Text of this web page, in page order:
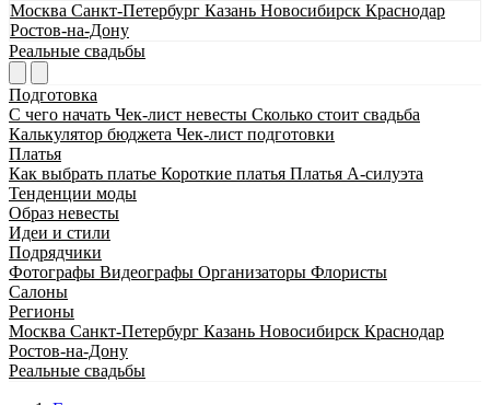
Москва Санкт-Петербург Казань Новосибирск Краснодар
Ростов-на-Дону
Реальные свадьбы
Подготовка
С чего начать Чек-лист невесты Сколько стоит свадьба
Калькулятор бюджета Чек-лист подготовки
Платья
Как выбрать платье Короткие платья Платья А-силуэта
Тенденции моды
Образ невесты
Идеи и стили
Подрядчики
Фотографы Видеографы Организаторы Флористы
Салоны
Регионы
Москва Санкт-Петербург Казань Новосибирск Краснодар
Ростов-на-Дону
Реальные свадьбы